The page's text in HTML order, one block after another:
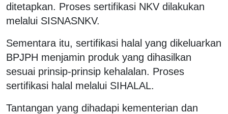
ditetapkan. Proses sertifikasi NKV dilakukan
melalui SISNASNKV.
Sementara itu, sertifikasi halal yang dikeluarkan
BPJPH menjamin produk yang dihasilkan
sesuai prinsip-prinsip kehalalan. Proses
sertifikasi halal melalui SIHALAL.
Tantangan yang dihadapi kementerian dan